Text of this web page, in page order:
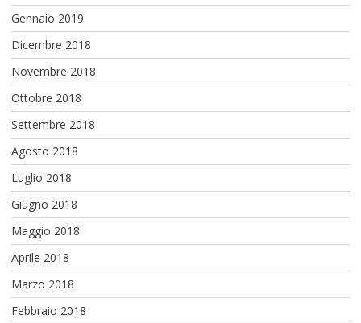
Gennaio 2019
Dicembre 2018
Novembre 2018
Ottobre 2018
Settembre 2018
Agosto 2018
Luglio 2018
Giugno 2018
Maggio 2018
Aprile 2018
Marzo 2018
Febbraio 2018